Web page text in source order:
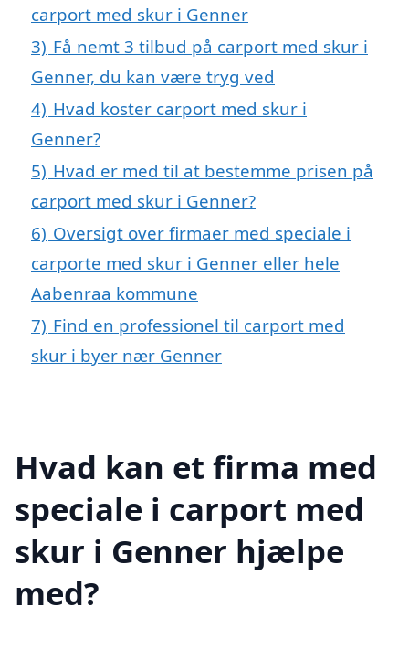
carport med skur i Genner
3) Få nemt 3 tilbud på carport med skur i
Genner, du kan være tryg ved
4) Hvad koster carport med skur i
Genner?
5) Hvad er med til at bestemme prisen på
carport med skur i Genner?
6) Oversigt over firmaer med speciale i
carporte med skur i Genner eller hele
Aabenraa kommune
7) Find en professionel til carport med
skur i byer nær Genner
Hvad kan et firma med
speciale i carport med
skur i Genner hjælpe
med?